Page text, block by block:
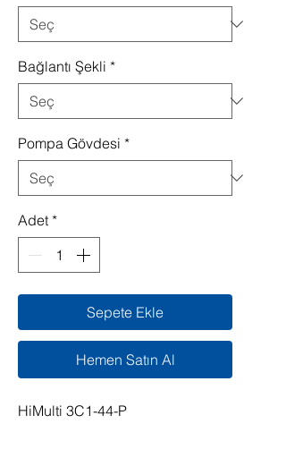
Bağlantı Şekli *
Pompa Gövdesi *
Adet *
Sepete Ekle
Hemen Satın Al
HiMulti 3C1-44-P